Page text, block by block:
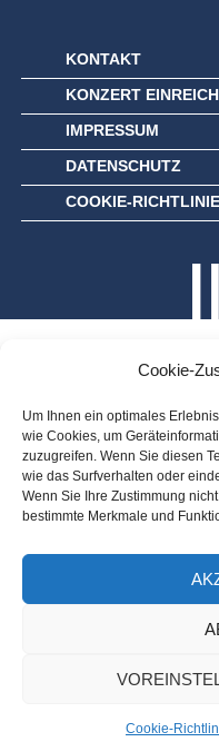
Cookie-
Um Ihnen ein optimales
wie Cookies, um
zuzugreifen. Wenn Sie diesen
wie das Surfverhalten oder
Wenn Sie Ihre Zustimmung
bestimmte Merkmale und
Cookie-
KONTAKT
KONZERT
IMPRESSUM
DATENSCHUTZ
COOKIE-